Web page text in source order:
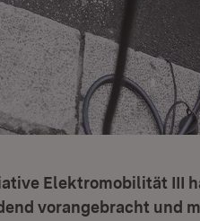
Elektromobilität III
vorangebracht und